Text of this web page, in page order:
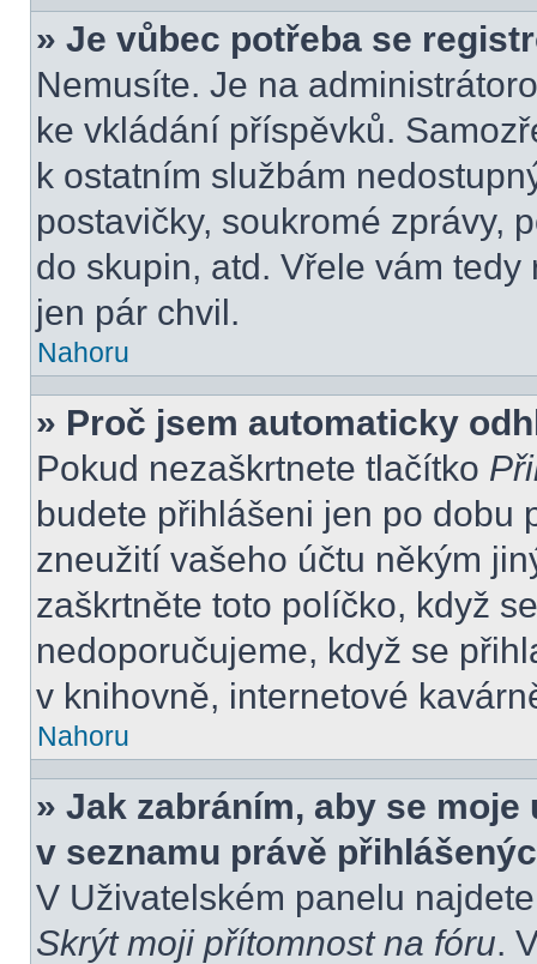
» Je vůbec potřeba se
Nemusíte. Je na
ke vkládání příspěvků.
k ostatním službám
postavičky, soukromé zprávy,
do skupin, atd. Vřele vám
jen pár chvil.
Nahoru
» Proč jsem automaticky
Pokud nezaškrtnete tlačítko
budete přihlášeni jen po dobu
zneužití vašeho účtu někým
zaškrtněte toto políčko, když
nedoporučujeme, když se
v knihovně, internetové
Nahoru
» Jak zabráním, aby se
v seznamu právě
V Uživatelském panelu
Skrýt moji přítomnost na fóru.